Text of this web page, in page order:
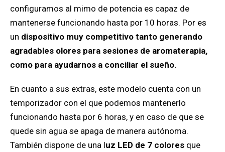
configuramos al mimo de potencia es capaz de
mantenerse funcionando hasta por 10 horas. Por es
un dispositivo muy competitivo tanto generando
agradables olores para sesiones de aromaterapia,
como para ayudarnos a conciliar el sueño.
En cuanto a sus extras, este modelo cuenta con un
temporizador con el que podemos mantenerlo
funcionando hasta por 6 horas, y en caso de que se
quede sin agua se apaga de manera autónoma.
También dispone de una luz LED de 7 colores que